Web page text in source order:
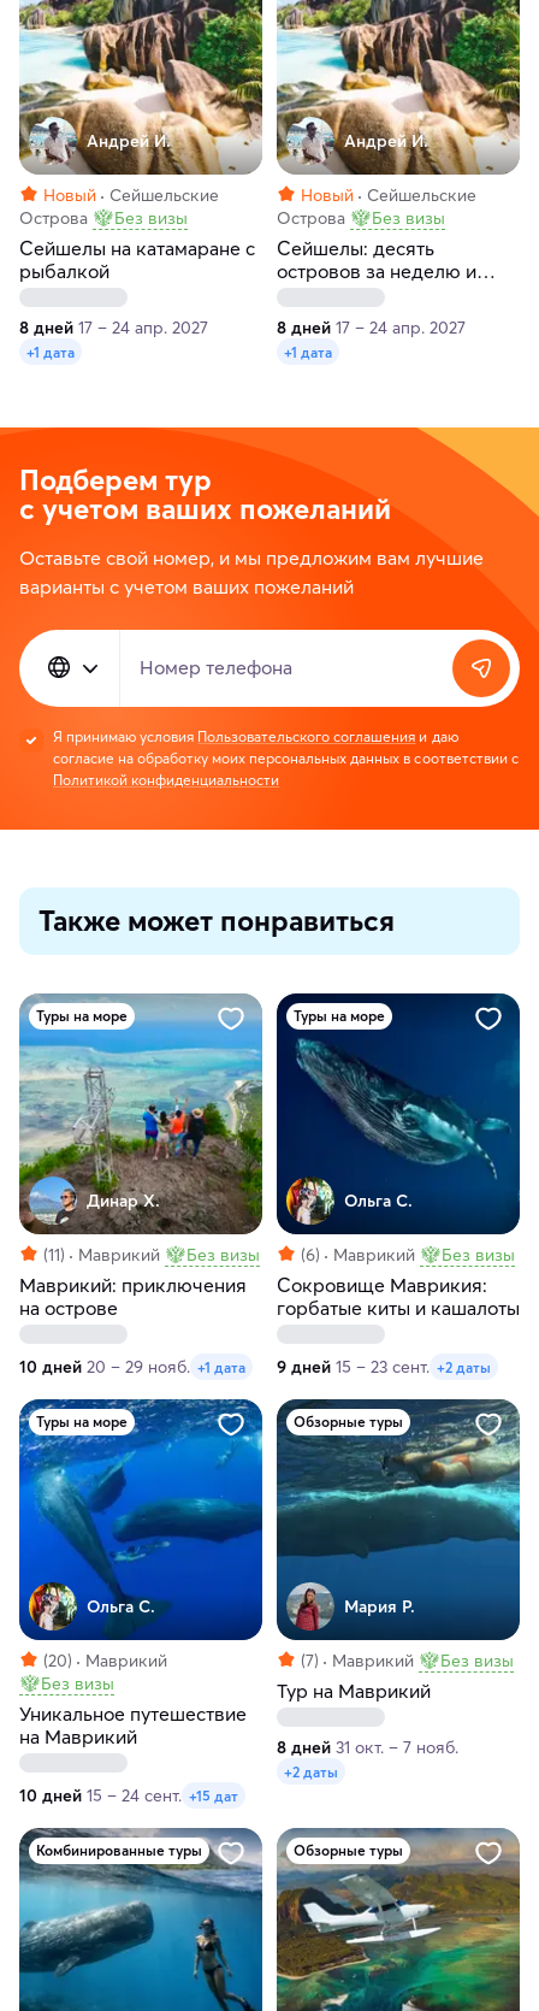
Андрей И.
Новый
Сейшельские
Острова
Без визы
Сейшелы на катамаране с
рыбалкой
8 дней 17 – 24 апр. 2027
+1 дата
Андрей И.
Новый
Сейшельские
Острова
Без визы
Сейшелы: десять
островов за неделю и
рыбалка
8 дней 17 – 24 апр. 2027
+1 дата
Подберем тур
с учетом ваших пожеланий
Оставьте свой номер, и мы предложим вам лучшие
варианты с учетом ваших пожеланий
Номер телефона
Я принимаю условия Пользовательского соглашения и даю
согласие на обработку моих персональных данных в соответствии с
Политикой конфиденциальности
Также может понравиться
Туры на море
Динар Х.
(11) Маврикий Без визы
Маврикий: приключения
на острове
10 дней 20 – 29 нояб. +1 дата
Туры на море
Ольга С.
(6) Маврикий Без визы
Сокровище Маврикия:
горбатые киты и кашалоты
9 дней 15 – 23 сент. +2 даты
Туры на море
Ольга С.
(20)
Маврикий
Без визы
Уникальное путешествие
на Маврикий
10 дней 15 – 24 сент. +15 дат
Обзорные туры
Мария Р.
(7) Маврикий Без визы
Тур на Маврикий
8 дней 31 окт. – 7 нояб.
+2 даты
Комбинированные туры Обзорные туры